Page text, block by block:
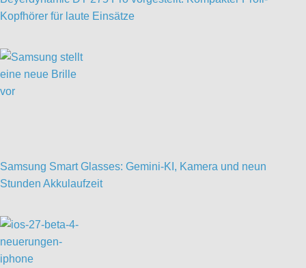
Kopfhörer für laute Einsätze
Samsung Smart Glasses: Gemini-KI, Kamera und neun
Stunden Akkulaufzeit